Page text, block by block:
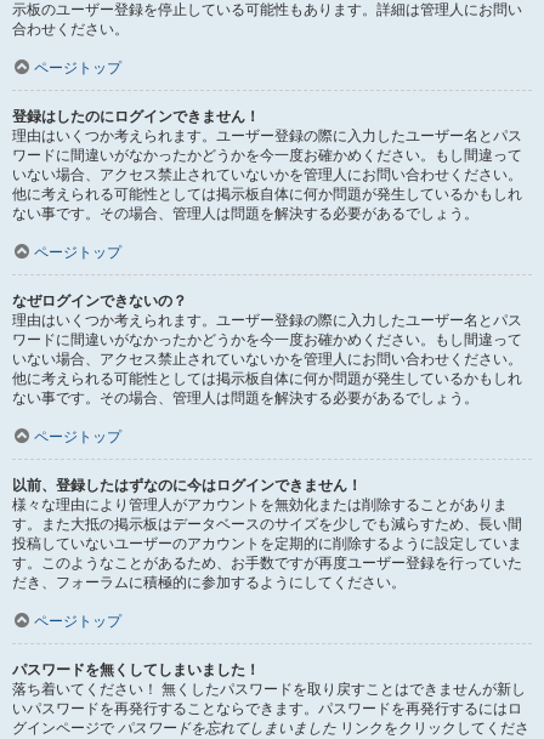
示板のユーザー登録を停止している可能性もあります。詳細は管理人にお問い
合わせください。
ページトップ
登録はしたのにログインできません！
理由はいくつか考えられます。ユーザー登録の際に入力したユーザー名とパス
ワードに間違いがなかったかどうかを今一度お確かめください。もし間違って
いない場合、アクセス禁止されていないかを管理人にお問い合わせください。
他に考えられる可能性としては掲示板自体に何か問題が発生しているかもしれ
ない事です。その場合、管理人は問題を解決する必要があるでしょう。
ページトップ
なぜログインできないの？
理由はいくつか考えられます。ユーザー登録の際に入力したユーザー名とパス
ワードに間違いがなかったかどうかを今一度お確かめください。もし間違って
いない場合、アクセス禁止されていないかを管理人にお問い合わせください。
他に考えられる可能性としては掲示板自体に何か問題が発生しているかもしれ
ない事です。その場合、管理人は問題を解決する必要があるでしょう。
ページトップ
以前、登録したはずなのに今はログインできません！
様々な理由により管理人がアカウントを無効化または削除することがありま
す。また大抵の掲示板はデータベースのサイズを少しでも減らすため、長い間
投稿していないユーザーのアカウントを定期的に削除するように設定していま
す。このようなことがあるため、お手数ですが再度ユーザー登録を行っていた
だき、フォーラムに積極的に参加するようにしてください。
ページトップ
パスワードを無くしてしまいました！
落ち着いてください！ 無くしたパスワードを取り戻すことはできませんが新し
いパスワードを再発行することならできます。パスワードを再発行するにはロ
グインページで パスワードを忘れてしまいました リンクをクリックしてくださ